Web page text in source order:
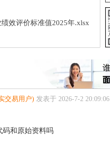
效评价标准值2025年.xlsx
交易用户) 发表于 2026-7-2 20:09:06
码和原始资料吗